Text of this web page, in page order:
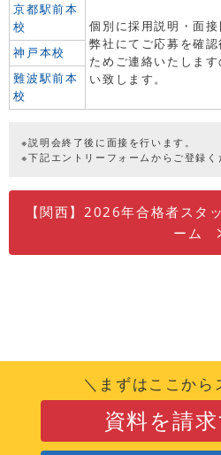
京都駅前本
校
個別に採用説明・面接
弊社にてご応募を確
ためご連絡いたしま
い致します。
神戸本校
難波駅前本
校
※説明会終了後に面接を行います。
※下記エントリーフォームからご登録く
【関西】2026年合格者スタ
ーム
＼まずはここから
資料を請